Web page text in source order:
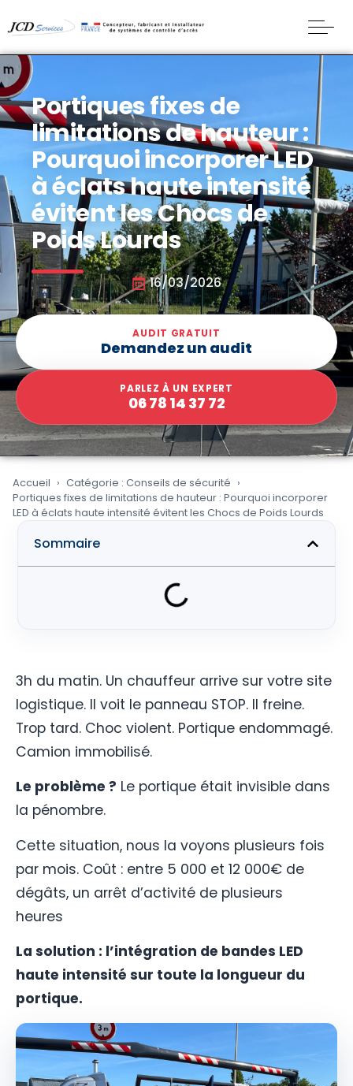
Portiques fixes de
limitations de hauteur :
Pourquoi incorporer LED
à éclats haute intensité
évitent les Chocs de
Poids Lourds
16/03/2026
AUDIT GRATUIT
Demandez un audit
PARLEZ À UN EXPERT
06 78 14 37 72
Accueil
Catégorie : Conseils de sécurité
Portiques fixes de limitations de hauteur : Pourquoi incorporer
LED à éclats haute intensité évitent les Chocs de Poids Lourds
Sommaire
3h du matin. Un chauffeur arrive sur votre site
logistique. Il voit le panneau STOP. Il freine.
Trop tard. Choc violent. Portique endommagé.
Camion immobilisé.
Le problème ? Le portique était invisible dans
la pénombre.
Cette situation, nous la voyons plusieurs fois
par mois. Coût : entre 5 000 et 12 000€ de
dégâts, un arrêt d’activité de plusieurs
heures
La solution : l’intégration de bandes LED
haute intensité sur toute la longueur du
portique.